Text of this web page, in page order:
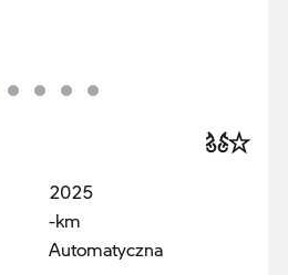
2025
-km
Automatyczna